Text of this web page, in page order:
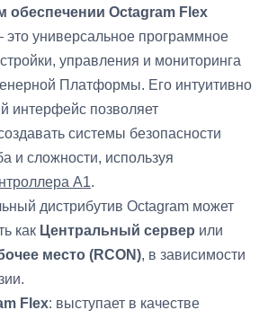
обеспечении Octagram Flex
универсальное программное
управления и мониторинга
Платформы. Его интуитивно
интерфейс позволяет
системы безопасности
и сложности, используя
A1.
дистрибутив Octagram может
как Центральный сервер или
место (RCON), в зависимости
Flex: выступает в качестве